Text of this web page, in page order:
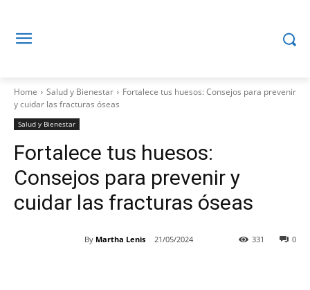
Home Salud y Bienestar
Fortalece tus huesos: Consejos para prevenir
y cuidar las fracturas óseas
Salud y Bienestar
Fortalece tus huesos:
Consejos para prevenir y
cuidar las fracturas óseas
By Martha Lenis 21/05/2024 0
331